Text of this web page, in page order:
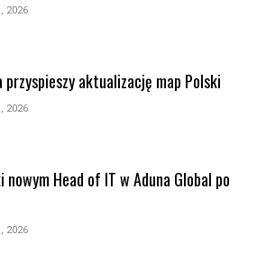
2026
aktualizację map Polski
2026
Head of IT w Aduna Global po
2026